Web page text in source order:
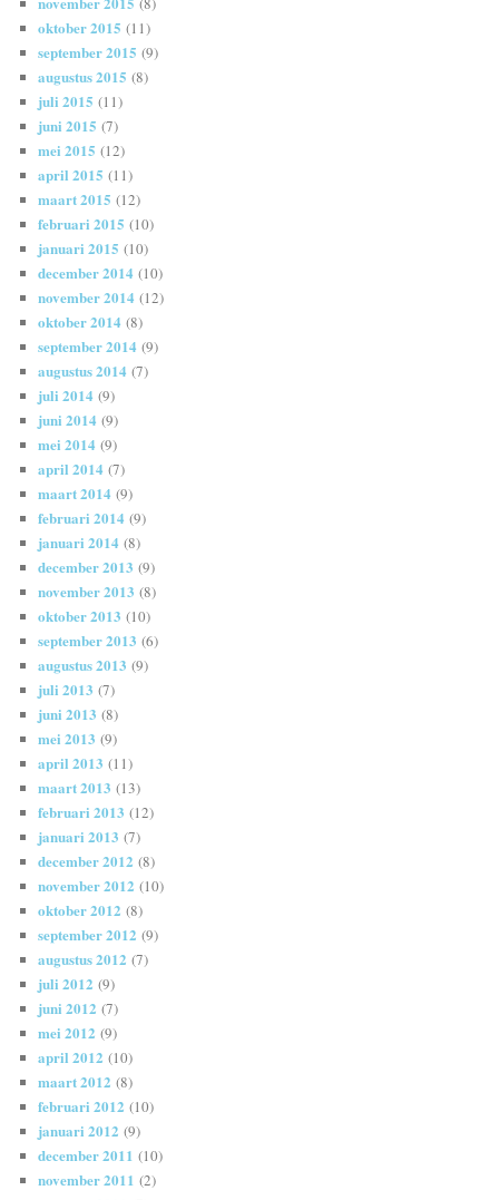
oktober 2015 (11)
september 2015 (9)
augustus 2015 (8)
juli 2015 (11)
juni 2015 (7)
mei 2015 (12)
april 2015 (11)
maart 2015 (12)
februari 2015 (10)
januari 2015 (10)
december 2014 (10)
november 2014 (12)
oktober 2014 (8)
september 2014 (9)
augustus 2014 (7)
juli 2014 (9)
juni 2014 (9)
mei 2014 (9)
april 2014 (7)
maart 2014 (9)
februari 2014 (9)
januari 2014 (8)
december 2013 (9)
november 2013 (8)
oktober 2013 (10)
september 2013 (6)
augustus 2013 (9)
juli 2013 (7)
juni 2013 (8)
mei 2013 (9)
april 2013 (11)
maart 2013 (13)
februari 2013 (12)
januari 2013 (7)
december 2012 (8)
november 2012 (10)
oktober 2012 (8)
september 2012 (9)
augustus 2012 (7)
juli 2012 (9)
juni 2012 (7)
mei 2012 (9)
april 2012 (10)
maart 2012 (8)
februari 2012 (10)
januari 2012 (9)
december 2011 (10)
november 2011 (2)